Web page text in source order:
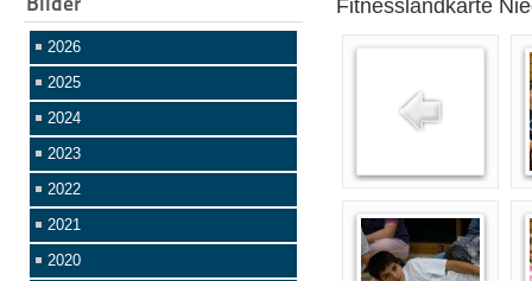
2026
2025
2024
2023
2022
2021
2020
Fitnesslandkarte